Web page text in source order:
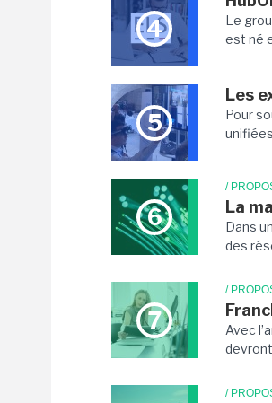
4
Le
est né
5
Les
Pour
6
/
La
Dans
des
7
/
Avec
/